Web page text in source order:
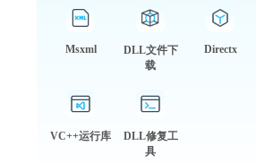
Msxml
DLL文件下
载
Directx
VC++运行库
DLL修复工
具